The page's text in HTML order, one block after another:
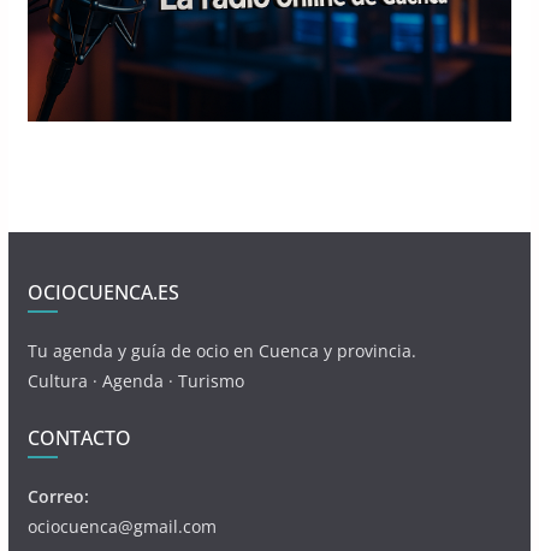
OCIOCUENCA.ES
Tu agenda y guía de ocio en Cuenca y provincia.
Cultura · Agenda · Turismo
CONTACTO
Correo:
ociocuenca@gmail.com